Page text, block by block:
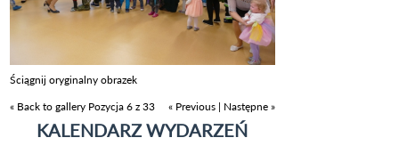
Ściągnij oryginalny obrazek
« Back to gallery Pozycja 6 z 33 « Previous | Następne »
KALENDARZ WYDARZEŃ